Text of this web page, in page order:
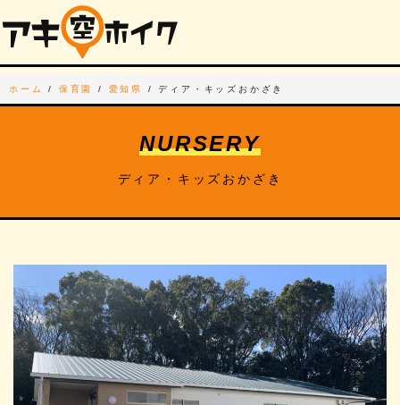
ホーム / 保育園 / 愛知県 /ディア・キッズおかざき
NURSERY
ディア・キッズおかざき